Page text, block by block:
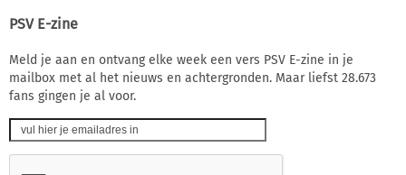
PSV E-zine
Meld je aan en ontvang elke week een vers PSV E-zine in je
mailbox met al het nieuws en achtergronden. Maar liefst 28.673
fans gingen je al voor.